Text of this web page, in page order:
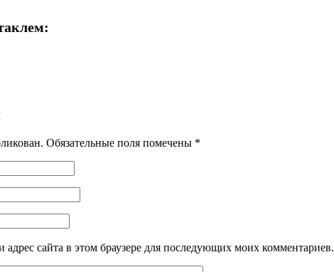
Обязательные поля помечены *
сайта в этом браузере для последующих моих комментариев.